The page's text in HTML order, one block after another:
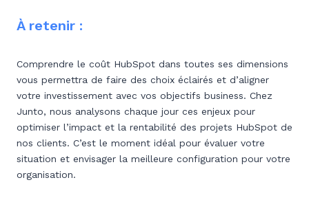
À retenir :
Comprendre le coût HubSpot dans toutes ses dimensions
vous permettra de faire des choix éclairés et d’aligner
votre investissement avec vos objectifs business. Chez
Junto, nous analysons chaque jour ces enjeux pour
optimiser l’impact et la rentabilité des projets HubSpot de
nos clients. C’est le moment idéal pour évaluer votre
situation et envisager la meilleure configuration pour votre
organisation.